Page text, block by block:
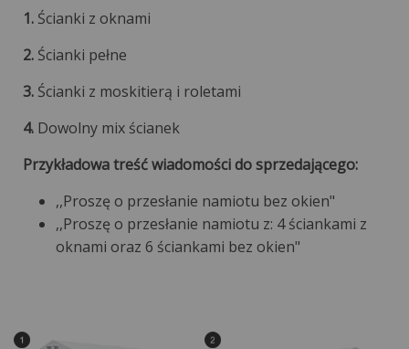
1. Ścianki z oknami
2. Ścianki pełne
3. Ścianki z moskitierą i roletami
4. Dowolny mix ścianek
Przykładowa treść wiadomości do sprzedającego:
,,Proszę o przesłanie namiotu bez okien"
,,Proszę o przesłanie namiotu z: 4 ściankami z
oknami oraz 6 ściankami bez okien"